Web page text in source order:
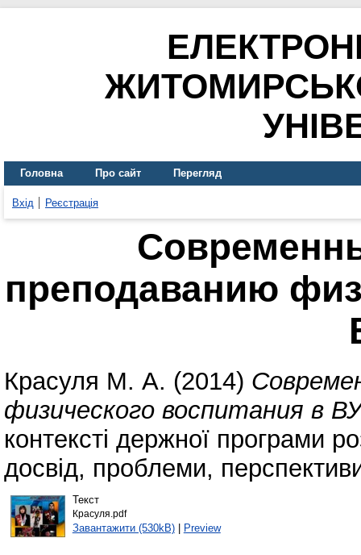
Головна Про сайт Перегляд
Вхід Реєстрація
преподаванию
Красуля М. А. (2014)
физического воспитания в
контексті держної програми
досвід, проблеми,
Текст
Красуля.pdf
Завантажити (530kB)| Preview